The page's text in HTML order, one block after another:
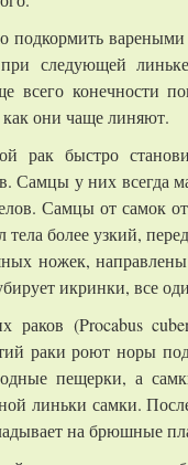
подкормить
следующей
всего конечности
они чаще линяют.
рак быстро
Самцы у них всегда
Самцы от
более узкий,
ножек,
икринки, все
раков (Procabus
раки роют норы
пещерки, а
линьки самки.
на брюшные